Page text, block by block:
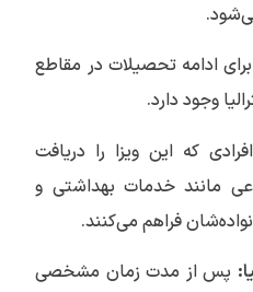
ادامه تحصیلات در مقاطع
وجود دارد.
افرادی که این ویزا را دریافت
مانند خدمات بهداشتی و
فراهم می‌کنند.
پس از مدت زمان مشخصی